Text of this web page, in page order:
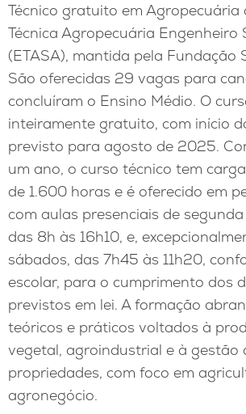
Técnico gratuito em Agropecuária
Técnica Agropecuária Engenheiro
(ETASA), mantida pela Fundação
São oferecidas 29 vagas para
concluíram o Ensino Médio. O
inteiramente gratuito, com início
previsto para agosto de 2025.
um ano, o curso técnico tem
de 1.600 horas e é oferecido em
com aulas presenciais de
das 8h às 16h10, e,
sábados, das 7h45 às 11h20,
escolar, para o cumprimento dos
previstos em lei. A formação
teóricos e práticos voltados à
vegetal, agroindustrial e à gestão
propriedades, com foco em
agronegócio.